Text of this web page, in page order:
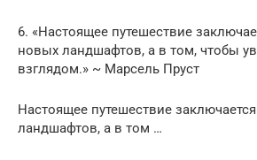
6. «Настоящее путешествие
новых ландшафтов, а в том, чтобы
взглядом.» ~ Марсель Пруст
Настоящее путешествие
ландшафтов, а в том …